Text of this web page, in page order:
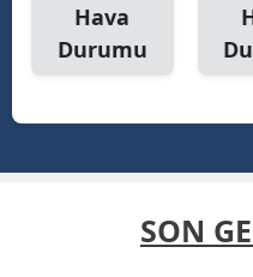
Hava
Durumu
SON